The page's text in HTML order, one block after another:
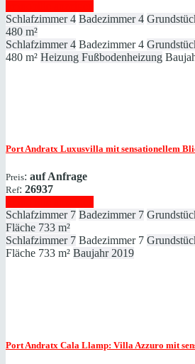
Schlafzimmer 4 Badezimmer 4
480 m²
Schlafzimmer 4 Badezimmer 4
480 m² Heizung Fußbodenheizung
Port Andratx Luxusvilla mit sensationellem
Preis: auf Anfrage
Ref: 26937
Schlafzimmer 7 Badezimmer 7
Fläche 733 m²
Schlafzimmer 7 Badezimmer 7
Fläche 733 m² Baujahr 2019
Port Andratx Cala Llamp: Villa Azzuro mit